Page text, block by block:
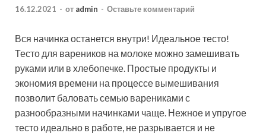
16.12.2021 - от admin - Оставьте комментарий
Вся начинка останется внутри! Идеальное тесто!
Тесто для вареников на молоке можно замешивать
руками или в хлебопечке. Простые продукты и
экономия времени на процессе вымешивания
позволит баловать семью варениками с
разнообразными начинками чаще. Нежное и упругое
тесто идеально в работе, не разрывается и не